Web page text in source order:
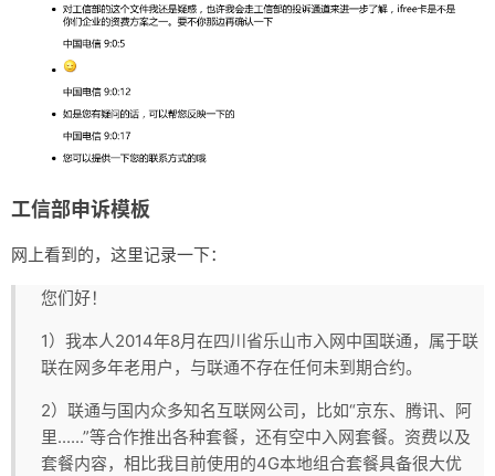
工信部申诉模板
网上看到的，这里记录一下：
您们好！
1）我本人2014年8月在四川省乐山市入网中国联通，属于联
联在网多年老用户，与联通不存在任何未到期合约。
2）联通与国内众多知名互联网公司，比如“京东、腾讯、阿
里......”等合作推出各种套餐，还有空中入网套餐。资费以及
套餐内容，相比我目前使用的4G本地组合套餐具备很大优